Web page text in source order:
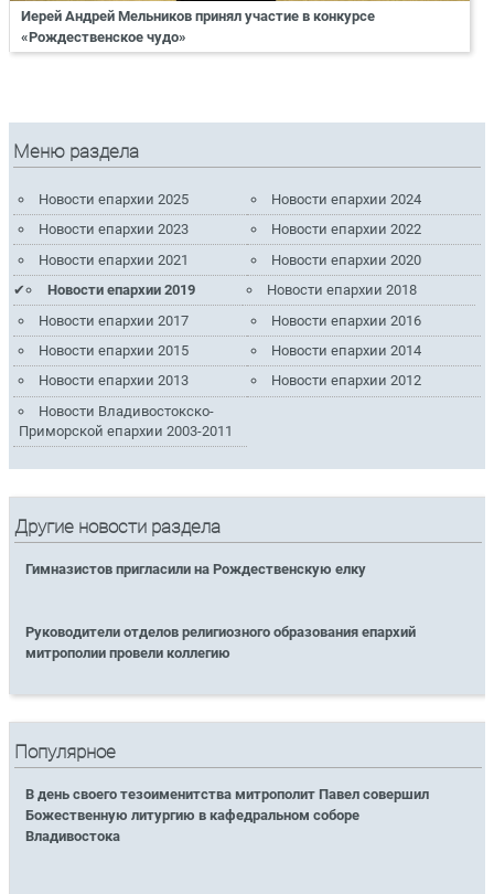
Иерей Андрей Мельников принял участие в конкурсе
«Рождественское чудо»
Меню раздела
Новости епархии 2025
Новости епархии 2024
Новости епархии 2023
Новости епархии 2022
Новости епархии 2021
Новости епархии 2020
Новости епархии 2019
Новости епархии 2018
Новости епархии 2017
Новости епархии 2016
Новости епархии 2015
Новости епархии 2014
Новости епархии 2013
Новости епархии 2012
Новости Владивостокско-
Приморской епархии 2003-2011
Другие новости раздела
Гимназистов пригласили на Рождественскую елку
Руководители отделов религиозного образования епархий
митрополии провели коллегию
Популярное
В день своего тезоименитства митрополит Павел совершил
Божественную литургию в кафедральном соборе
Владивостока